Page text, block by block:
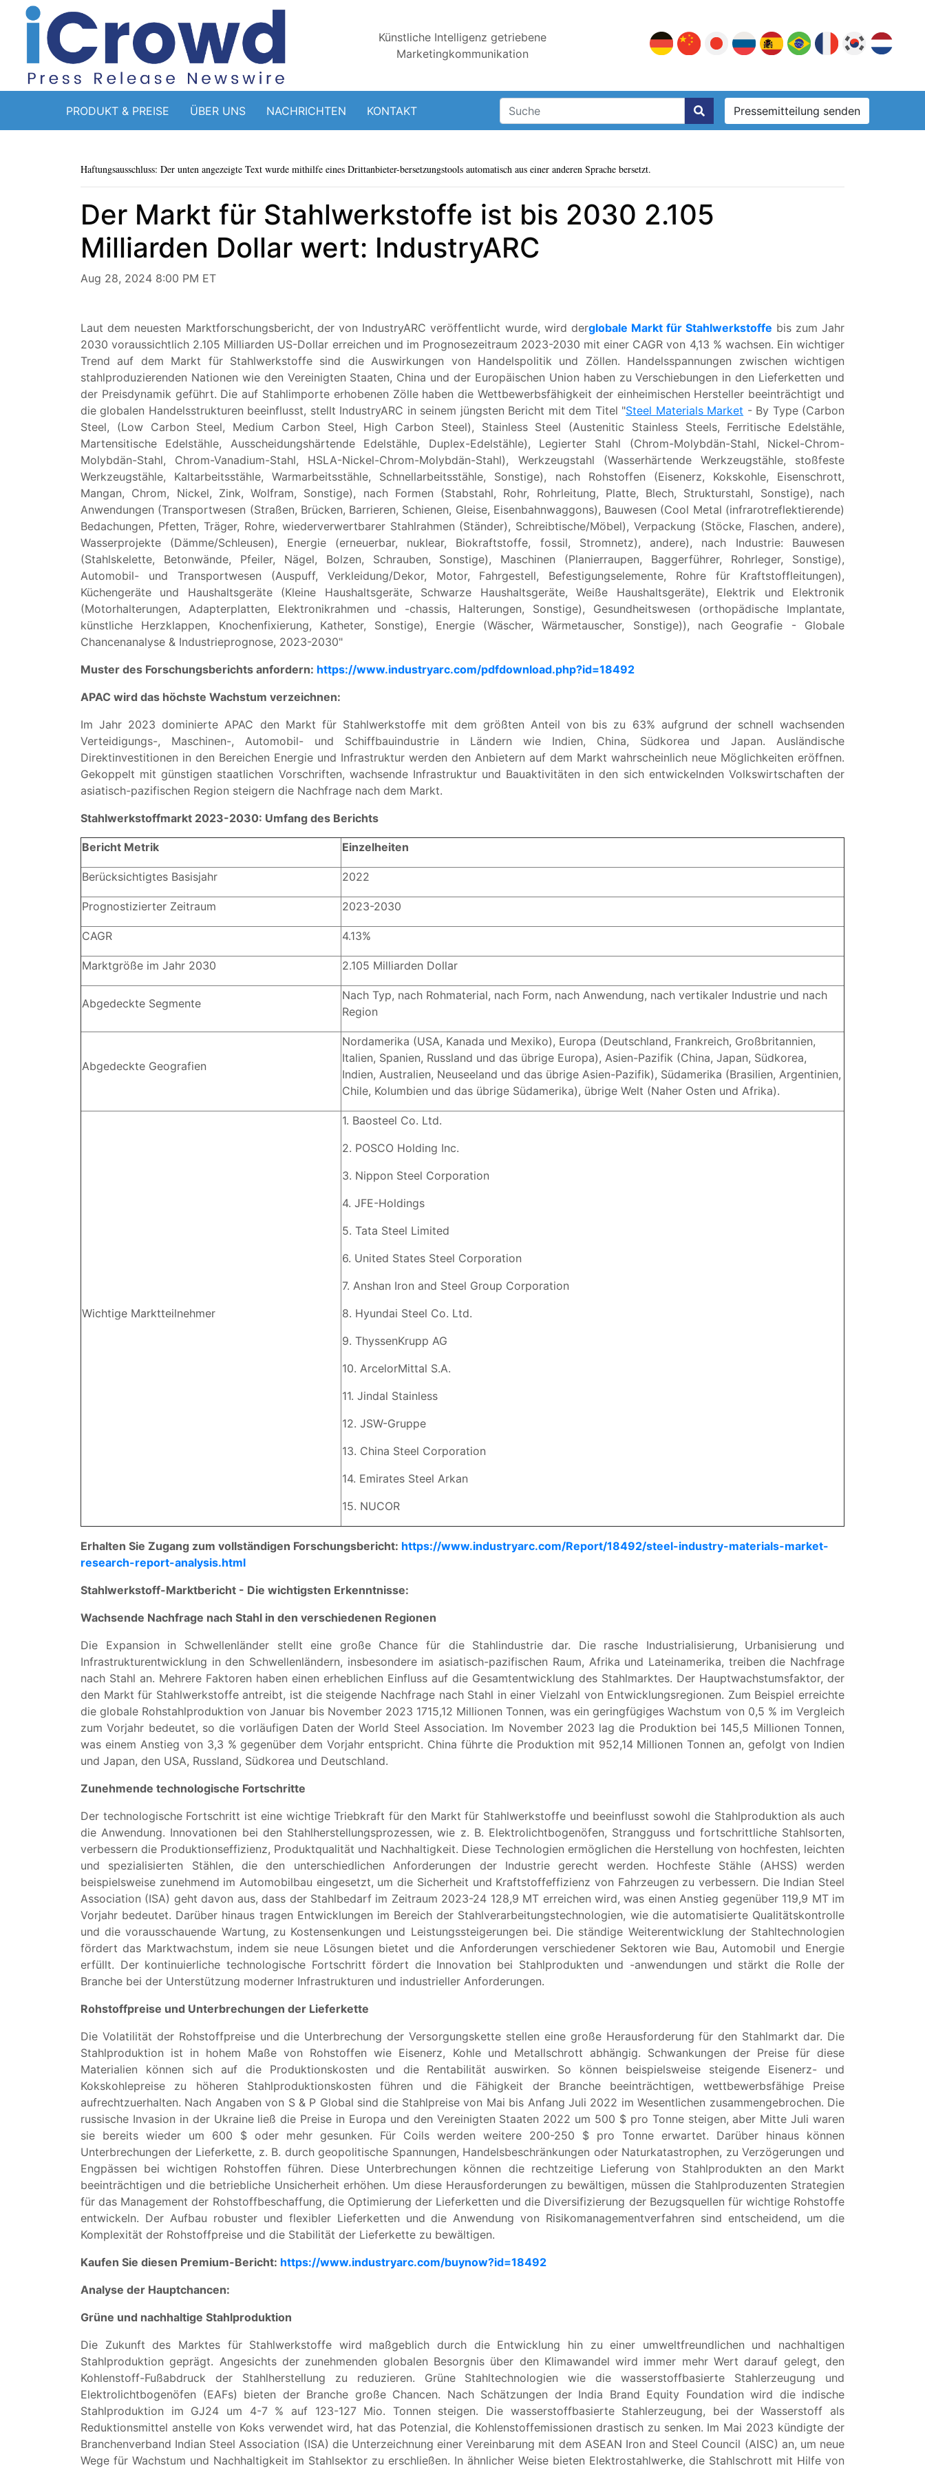
Künstliche Intelligenz getriebene
Marketingkommunikation
PRODUKT & PREISE ÜBER UNS NACHRICHTEN KONTAKT Pressemitteilung senden
Haftungsausschluss: Der unten angezeigte Text wurde mithilfe eines Drittanbieter-bersetzungstools automatisch aus einer anderen Sprache bersetzt.
Der Markt für Stahlwerkstoffe ist bis 2030 2.105
Milliarden Dollar wert: IndustryARC
Aug 28, 2024 8:00 PM ET
Laut dem neuesten Marktforschungsbericht, der von IndustryARC veröffentlicht wurde, wird derglobale Markt für Stahlwerkstoffe bis zum Jahr
2030 voraussichtlich 2.105 Milliarden US-Dollar erreichen und im Prognosezeitraum 2023-2030 mit einer CAGR von 4,13 % wachsen. Ein wichtiger
Trend auf dem Markt für Stahlwerkstoffe sind die Auswirkungen von Handelspolitik und Zöllen. Handelsspannungen zwischen wichtigen
stahlproduzierenden Nationen wie den Vereinigten Staaten, China und der Europäischen Union haben zu Verschiebungen in den Lieferketten und
der Preisdynamik geführt. Die auf Stahlimporte erhobenen Zölle haben die Wettbewerbsfähigkeit der einheimischen Hersteller beeinträchtigt und
die globalen Handelsstrukturen beeinflusst, stellt IndustryARC in seinem jüngsten Bericht mit dem Titel "Steel Materials Market - By Type (Carbon
Steel, (Low Carbon Steel, Medium Carbon Steel, High Carbon Steel), Stainless Steel (Austenitic Stainless Steels, Ferritische Edelstähle,
Martensitische Edelstähle, Ausscheidungshärtende Edelstähle, Duplex-Edelstähle), Legierter Stahl (Chrom-Molybdän-Stahl, Nickel-Chrom-
Molybdän-Stahl, Chrom-Vanadium-Stahl, HSLA-Nickel-Chrom-Molybdän-Stahl), Werkzeugstahl (Wasserhärtende Werkzeugstähle, stoßfeste
Werkzeugstähle, Kaltarbeitsstähle, Warmarbeitsstähle, Schnellarbeitsstähle, Sonstige), nach Rohstoffen (Eisenerz, Kokskohle, Eisenschrott,
Mangan, Chrom, Nickel, Zink, Wolfram, Sonstige), nach Formen (Stabstahl, Rohr, Rohrleitung, Platte, Blech, Strukturstahl, Sonstige), nach
Anwendungen (Transportwesen (Straßen, Brücken, Barrieren, Schienen, Gleise, Eisenbahnwaggons), Bauwesen (Cool Metal (infrarotreflektierende)
Bedachungen, Pfetten, Träger, Rohre, wiederverwertbarer Stahlrahmen (Ständer), Schreibtische/Möbel), Verpackung (Stöcke, Flaschen, andere),
Wasserprojekte (Dämme/Schleusen), Energie (erneuerbar, nuklear, Biokraftstoffe, fossil, Stromnetz), andere), nach Industrie: Bauwesen
(Stahlskelette, Betonwände, Pfeiler, Nägel, Bolzen, Schrauben, Sonstige), Maschinen (Planierraupen, Baggerführer, Rohrleger, Sonstige),
Automobil- und Transportwesen (Auspuff, Verkleidung/Dekor, Motor, Fahrgestell, Befestigungselemente, Rohre für Kraftstoffleitungen),
Küchengeräte und Haushaltsgeräte (Kleine Haushaltsgeräte, Schwarze Haushaltsgeräte, Weiße Haushaltsgeräte), Elektrik und Elektronik
(Motorhalterungen, Adapterplatten, Elektronikrahmen und -chassis, Halterungen, Sonstige), Gesundheitswesen (orthopädische Implantate,
künstliche Herzklappen, Knochenfixierung, Katheter, Sonstige), Energie (Wäscher, Wärmetauscher, Sonstige)), nach Geografie - Globale
Chancenanalyse & Industrieprognose, 2023-2030"
Muster des Forschungsberichts anfordern: https://www.industryarc.com/pdfdownload.php?id=18492
APAC wird das höchste Wachstum verzeichnen:
Im Jahr 2023 dominierte APAC den Markt für Stahlwerkstoffe mit dem größten Anteil von bis zu 63% aufgrund der schnell wachsenden
Verteidigungs-, Maschinen-, Automobil- und Schiffbauindustrie in Ländern wie Indien, China, Südkorea und Japan. Ausländische
Direktinvestitionen in den Bereichen Energie und Infrastruktur werden den Anbietern auf dem Markt wahrscheinlich neue Möglichkeiten eröffnen.
Gekoppelt mit günstigen staatlichen Vorschriften, wachsende Infrastruktur und Bauaktivitäten in den sich entwickelnden Volkswirtschaften der
asiatisch-pazifischen Region steigern die Nachfrage nach dem Markt.
Stahlwerkstoffmarkt 2023-2030: Umfang des Berichts
Bericht Metrik Einzelheiten
Berücksichtigtes Basisjahr 2022
Prognostizierter Zeitraum 2023-2030
CAGR 4.13%
Marktgröße im Jahr 2030 2.105 Milliarden Dollar
Abgedeckte Segmente
Nach Typ, nach Rohmaterial, nach Form, nach Anwendung, nach vertikaler Industrie und nach
Region
Abgedeckte Geografien
Nordamerika (USA, Kanada und Mexiko), Europa (Deutschland, Frankreich, Großbritannien,
Italien, Spanien, Russland und das übrige Europa), Asien-Pazifik (China, Japan, Südkorea,
Indien, Australien, Neuseeland und das übrige Asien-Pazifik), Südamerika (Brasilien, Argentinien,
Chile, Kolumbien und das übrige Südamerika), übrige Welt (Naher Osten und Afrika).
Wichtige Marktteilnehmer
1. Baosteel Co. Ltd.
2. POSCO Holding Inc.
3. Nippon Steel Corporation
4. JFE-Holdings
5. Tata Steel Limited
6. United States Steel Corporation
7. Anshan Iron and Steel Group Corporation
8. Hyundai Steel Co. Ltd.
9. ThyssenKrupp AG
10. ArcelorMittal S.A.
11. Jindal Stainless
12. JSW-Gruppe
13. China Steel Corporation
14. Emirates Steel Arkan
15. NUCOR
Erhalten Sie Zugang zum vollständigen Forschungsbericht: https://www.industryarc.com/Report/18492/steel-industry-materials-market-
research-report-analysis.html
Stahlwerkstoff-Marktbericht - Die wichtigsten Erkenntnisse:
Wachsende Nachfrage nach Stahl in den verschiedenen Regionen
Die Expansion in Schwellenländer stellt eine große Chance für die Stahlindustrie dar. Die rasche Industrialisierung, Urbanisierung und
Infrastrukturentwicklung in den Schwellenländern, insbesondere im asiatisch-pazifischen Raum, Afrika und Lateinamerika, treiben die Nachfrage
nach Stahl an. Mehrere Faktoren haben einen erheblichen Einfluss auf die Gesamtentwicklung des Stahlmarktes. Der Hauptwachstumsfaktor, der
den Markt für Stahlwerkstoffe antreibt, ist die steigende Nachfrage nach Stahl in einer Vielzahl von Entwicklungsregionen. Zum Beispiel erreichte
die globale Rohstahlproduktion von Januar bis November 2023 1715,12 Millionen Tonnen, was ein geringfügiges Wachstum von 0,5 % im Vergleich
zum Vorjahr bedeutet, so die vorläufigen Daten der World Steel Association. Im November 2023 lag die Produktion bei 145,5 Millionen Tonnen,
was einem Anstieg von 3,3 % gegenüber dem Vorjahr entspricht. China führte die Produktion mit 952,14 Millionen Tonnen an, gefolgt von Indien
und Japan, den USA, Russland, Südkorea und Deutschland.
Zunehmende technologische Fortschritte
Der technologische Fortschritt ist eine wichtige Triebkraft für den Markt für Stahlwerkstoffe und beeinflusst sowohl die Stahlproduktion als auch
die Anwendung. Innovationen bei den Stahlherstellungsprozessen, wie z. B. Elektrolichtbogenöfen, Strangguss und fortschrittliche Stahlsorten,
verbessern die Produktionseffizienz, Produktqualität und Nachhaltigkeit. Diese Technologien ermöglichen die Herstellung von hochfesten, leichten
und spezialisierten Stählen, die den unterschiedlichen Anforderungen der Industrie gerecht werden. Hochfeste Stähle (AHSS) werden
beispielsweise zunehmend im Automobilbau eingesetzt, um die Sicherheit und Kraftstoffeffizienz von Fahrzeugen zu verbessern. Die Indian Steel
Association (ISA) geht davon aus, dass der Stahlbedarf im Zeitraum 2023-24 128,9 MT erreichen wird, was einen Anstieg gegenüber 119,9 MT im
Vorjahr bedeutet. Darüber hinaus tragen Entwicklungen im Bereich der Stahlverarbeitungstechnologien, wie die automatisierte Qualitätskontrolle
und die vorausschauende Wartung, zu Kostensenkungen und Leistungssteigerungen bei. Die ständige Weiterentwicklung der Stahltechnologien
fördert das Marktwachstum, indem sie neue Lösungen bietet und die Anforderungen verschiedener Sektoren wie Bau, Automobil und Energie
erfüllt. Der kontinuierliche technologische Fortschritt fördert die Innovation bei Stahlprodukten und -anwendungen und stärkt die Rolle der
Branche bei der Unterstützung moderner Infrastrukturen und industrieller Anforderungen.
Rohstoffpreise und Unterbrechungen der Lieferkette
Die Volatilität der Rohstoffpreise und die Unterbrechung der Versorgungskette stellen eine große Herausforderung für den Stahlmarkt dar. Die
Stahlproduktion ist in hohem Maße von Rohstoffen wie Eisenerz, Kohle und Metallschrott abhängig. Schwankungen der Preise für diese
Materialien können sich auf die Produktionskosten und die Rentabilität auswirken. So können beispielsweise steigende Eisenerz- und
Kokskohlepreise zu höheren Stahlproduktionskosten führen und die Fähigkeit der Branche beeinträchtigen, wettbewerbsfähige Preise
aufrechtzuerhalten. Nach Angaben von S & P Global sind die Stahlpreise von Mai bis Anfang Juli 2022 im Wesentlichen zusammengebrochen. Die
russische Invasion in der Ukraine ließ die Preise in Europa und den Vereinigten Staaten 2022 um 500 $ pro Tonne steigen, aber Mitte Juli waren
sie bereits wieder um 600 $ oder mehr gesunken. Für Coils werden weitere 200-250 $ pro Tonne erwartet. Darüber hinaus können
Unterbrechungen der Lieferkette, z. B. durch geopolitische Spannungen, Handelsbeschränkungen oder Naturkatastrophen, zu Verzögerungen und
Engpässen bei wichtigen Rohstoffen führen. Diese Unterbrechungen können die rechtzeitige Lieferung von Stahlprodukten an den Markt
beeinträchtigen und die betriebliche Unsicherheit erhöhen. Um diese Herausforderungen zu bewältigen, müssen die Stahlproduzenten Strategien
für das Management der Rohstoffbeschaffung, die Optimierung der Lieferketten und die Diversifizierung der Bezugsquellen für wichtige Rohstoffe
entwickeln. Der Aufbau robuster und flexibler Lieferketten und die Anwendung von Risikomanagementverfahren sind entscheidend, um die
Komplexität der Rohstoffpreise und die Stabilität der Lieferkette zu bewältigen.
Kaufen Sie diesen Premium-Bericht: https://www.industryarc.com/buynow?id=18492
Analyse der Hauptchancen:
Grüne und nachhaltige Stahlproduktion
Die Zukunft des Marktes für Stahlwerkstoffe wird maßgeblich durch die Entwicklung hin zu einer umweltfreundlichen und nachhaltigen
Stahlproduktion geprägt. Angesichts der zunehmenden globalen Besorgnis über den Klimawandel wird immer mehr Wert darauf gelegt, den
Kohlenstoff-Fußabdruck der Stahlherstellung zu reduzieren. Grüne Stahltechnologien wie die wasserstoffbasierte Stahlerzeugung und
Elektrolichtbogenöfen (EAFs) bieten der Branche große Chancen. Nach Schätzungen der India Brand Equity Foundation wird die indische
Stahlproduktion im GJ24 um 4-7 % auf 123-127 Mio. Tonnen steigen. Die wasserstoffbasierte Stahlerzeugung, bei der Wasserstoff als
Reduktionsmittel anstelle von Koks verwendet wird, hat das Potenzial, die Kohlenstoffemissionen drastisch zu senken. Im Mai 2023 kündigte der
Branchenverband Indian Steel Association (ISA) die Unterzeichnung einer Vereinbarung mit dem ASEAN Iron and Steel Council (AISC) an, um neue
Wege für Wachstum und Nachhaltigkeit im Stahlsektor zu erschließen. In ähnlicher Weise bieten Elektrostahlwerke, die Stahlschrott mit Hilfe von